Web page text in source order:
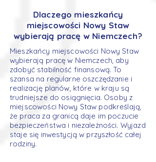
Dlaczego mieszkańcy
miejscowości Nowy Staw
wybierają pracę w Niemczech?
Mieszkańcy miejscowości Nowy Staw
wybierają pracę w Niemczech, aby
zdobyć stabilność finansową. To
szansa na regularne oszczędzanie i
realizację planów, które w kraju są
trudniejsze do osiągnięcia. Osoby z
miejscowości Nowy Staw podkreślają,
że praca za granicą daje im poczucie
bezpieczeństwa i niezależności. Wyjazd
staje się inwestycją w przyszłość całej
rodziny.